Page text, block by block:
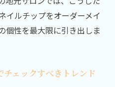
イルチップをオーダーメイ
個性を最大限に引き出しま
ェックすべきトレンド